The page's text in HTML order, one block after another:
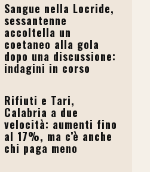
Sangue nella Locride,
sessantenne
accoltella un
coetaneo alla gola
dopo una discussione:
indagini in corso
Rifiuti e Tari,
Calabria a due
velocità: aumenti fino
al 17%, ma c’è anche
chi paga meno